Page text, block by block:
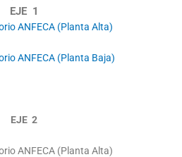
EJE 1
ANFECA (Planta Alta)
ANFECA (Planta Baja)
EJE 2
ANFECA (Planta Alta)